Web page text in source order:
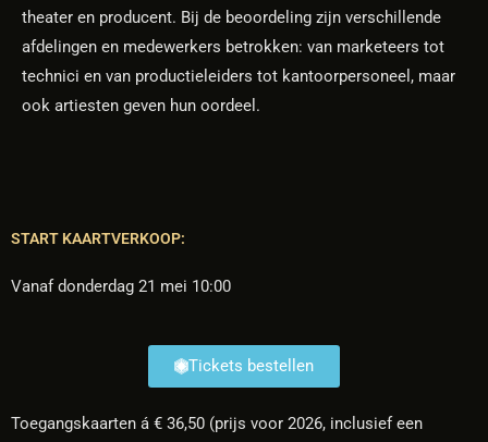
theater en producent. Bij de beoordeling zijn verschillende
afdelingen en medewerkers betrokken: van marketeers tot
technici en van productieleiders tot kantoorpersoneel, maar
ook artiesten geven hun oordeel.
START KAARTVERKOOP:
Vanaf donderdag 21 mei 10:00
Tickets bestellen
Toegangskaarten á € 36,50 (prijs voor 2026, inclusief een